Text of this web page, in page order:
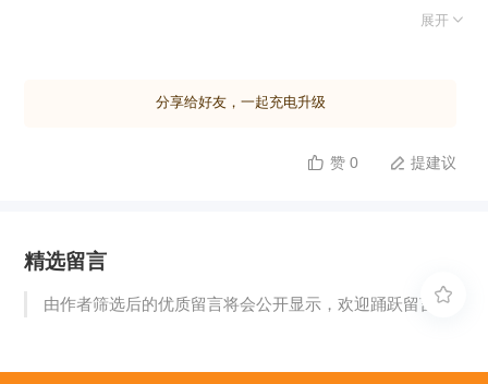
跨平台显示一致，适合最终版本发布。接着，详细说明
表报告的步骤，包括数据整理、选择合适的图表形式、
及导出为 PDF。在操作层面，展示了如何设置标题、
案例，演示了从大纲构建到最终 PDF 导出的全过程，
强调了注意事项如一致性、规范性和可读性，并提供了
展开 
分享给好友，一起充电升级
 赞 0  提建议
精选留言
由作者筛选后的优质留言将会公开显示，欢迎踊跃留言。
